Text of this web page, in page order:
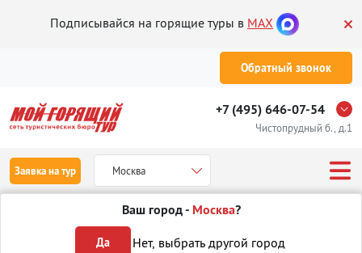
Подписывайся на горящие туры в MAX
Обратный звонок
+7 (495) 646-07-54
Чистопрудный б., д.1
Заявка на тур Москва
Ваш город - Москва?
Да Нет, выбрать другой город
Отдых в России оз. Яровое